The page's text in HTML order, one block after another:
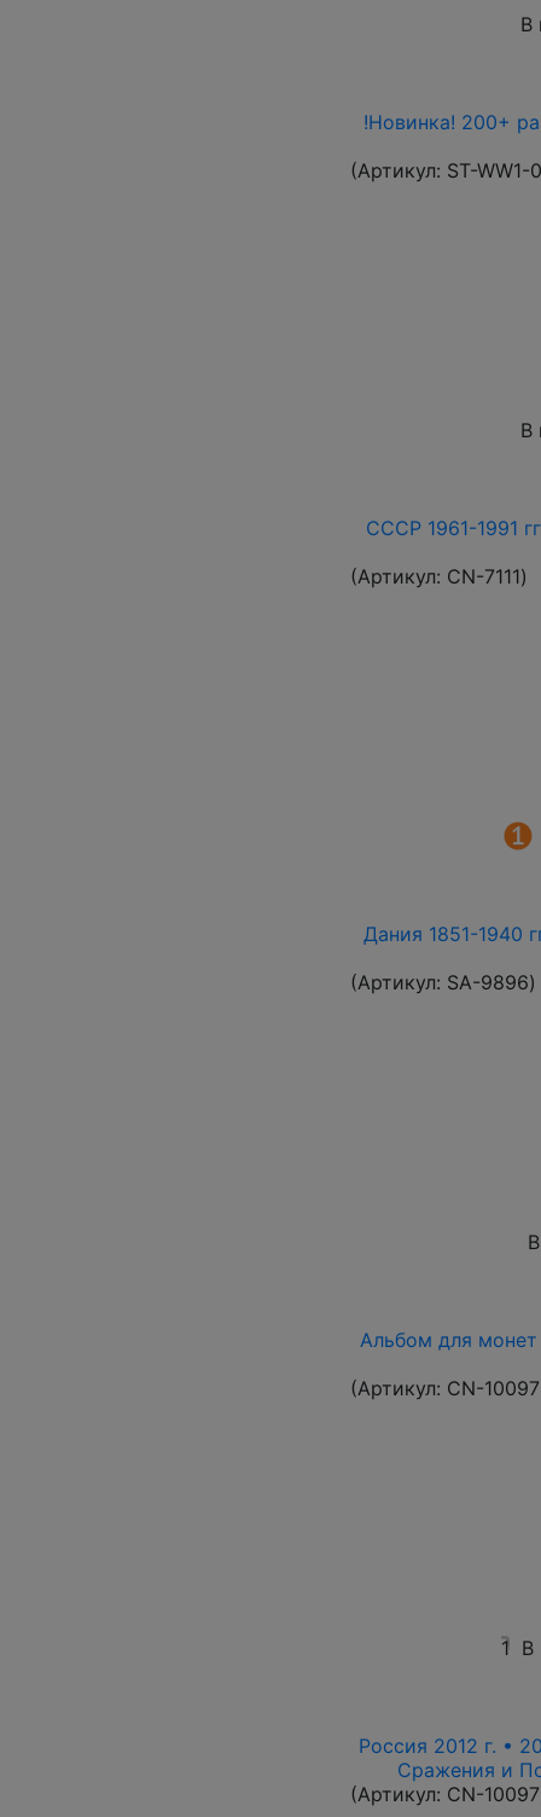
В
!Новинка! 200+
(Артикул: ST-
В
СССР 1961-1991
(Артикул: СN-7111)
Дания 1851-1940
(Артикул: SA-9896)
Альбом для монет
(Артикул: CN-
1 В
Россия 2012 г. •
Сражения и
(Артикул: CN-10097